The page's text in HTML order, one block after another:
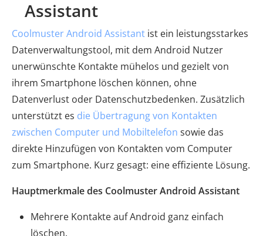
Assistant
Coolmuster Android Assistant ist ein leistungsstarkes
Datenverwaltungstool, mit dem Android Nutzer
unerwünschte Kontakte mühelos und gezielt von
ihrem Smartphone löschen können, ohne
Datenverlust oder Datenschutzbedenken. Zusätzlich
unterstützt es die Übertragung von Kontakten
zwischen Computer und Mobiltelefon sowie das
direkte Hinzufügen von Kontakten vom Computer
zum Smartphone. Kurz gesagt: eine effiziente Lösung.
Hauptmerkmale des Coolmuster Android Assistant
Mehrere Kontakte auf Android ganz einfach
löschen.